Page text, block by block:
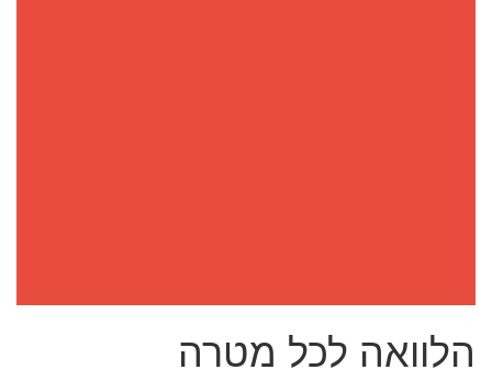
הלוואה לכל מטרה